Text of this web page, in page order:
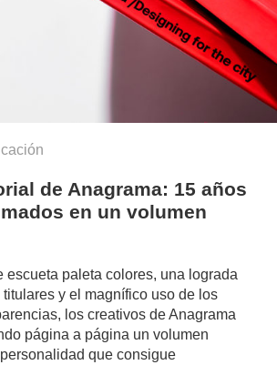
de Anagrama: 15 años
en un volumen
escueta paleta colores, una lograda
y el magnífico uso de los
los creativos de Anagrama
página a página un volumen
que consigue